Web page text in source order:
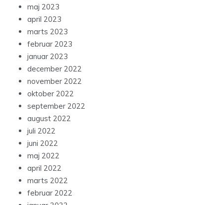
maj 2023
april 2023
marts 2023
februar 2023
januar 2023
december 2022
november 2022
oktober 2022
september 2022
august 2022
juli 2022
juni 2022
maj 2022
april 2022
marts 2022
februar 2022